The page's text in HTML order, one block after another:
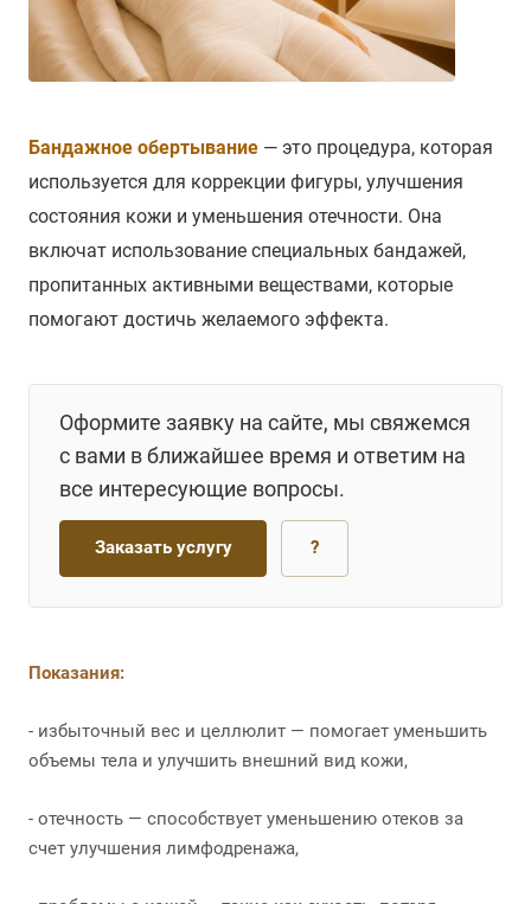
Бандажное обертывание — это процедура, которая
используется для коррекции фигуры, улучшения
состояния кожи и уменьшения отечности. Она
включат использование специальных бандажей,
пропитанных активными веществами, которые
помогают достичь желаемого эффекта.
Оформите заявку на сайте, мы свяжемся
с вами в ближайшее время и ответим на
все интересующие вопросы.
Заказать услугу ?
Показания:
- избыточный вес и целлюлит — помогает уменьшить
объемы тела и улучшить внешний вид кожи,
- отечность — способствует уменьшению отеков за
счет улучшения лимфодренажа,